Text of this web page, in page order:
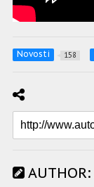
Novosti 158
AUTHOR: